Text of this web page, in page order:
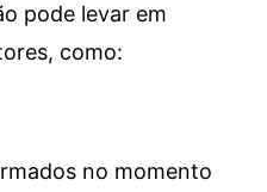
pode levar em
como:
no momento